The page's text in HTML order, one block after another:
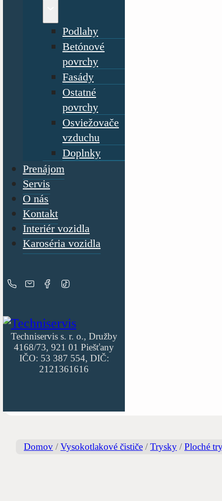
Podlahy
Betónové
povrchy
Fasády
Ostatné
povrchy
Osviežovače
vzduchu
Doplnky
Prenájom
Servis
O nás
Kontakt
Interiér vozidla
Karoséria vozidla
Techniservis s. r. o., Družby
4168/73, 921 01 Piešťany
IČO: 53 387 554, DIČ:
2121361616
Domov / Vysokotlakové čističe / Trysky / Ploché